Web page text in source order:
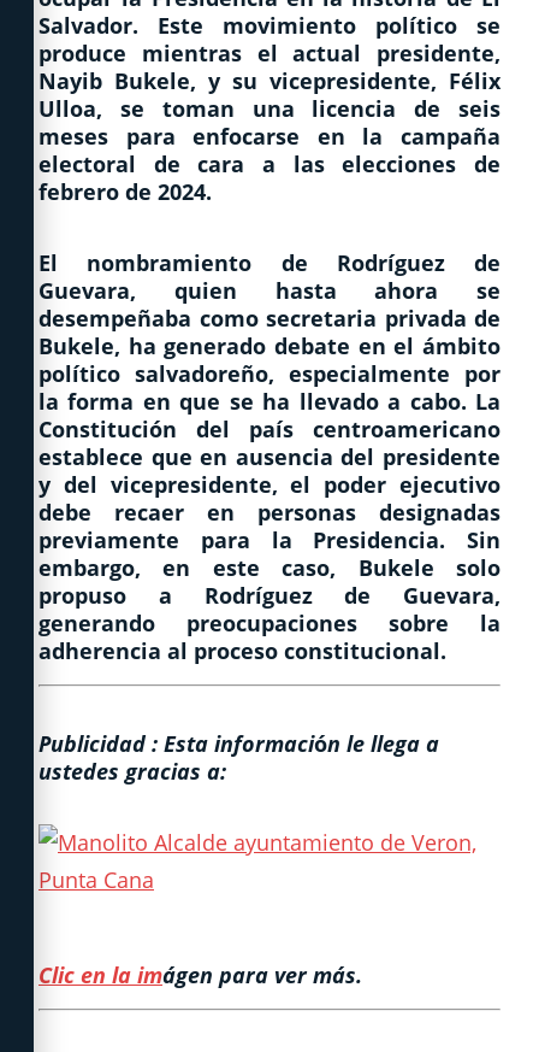
Salvador. Este movimiento político se
produce mientras el actual presidente,
Nayib Bukele, y su vicepresidente, Félix
Ulloa, se toman una licencia de seis
meses para enfocarse en la campaña
electoral de cara a las elecciones de
febrero de 2024.
El nombramiento de Rodríguez de
Guevara, quien hasta ahora se
desempeñaba como secretaria privada de
Bukele, ha generado debate en el ámbito
político salvadoreño, especialmente por
la forma en que se ha llevado a cabo. La
Constitución del país centroamericano
establece que en ausencia del presidente
y del vicepresidente, el poder ejecutivo
debe recaer en personas designadas
previamente para la Presidencia. Sin
embargo, en este caso, Bukele solo
propuso a Rodríguez de Guevara,
generando preocupaciones sobre la
adherencia al proceso constitucional.
Publicidad : Esta información le llega a
ustedes gracias a:
Clic en la imágen para ver más.